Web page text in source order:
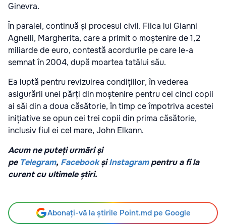
Ginevra.
În paralel, continuă și procesul civil. Fiica lui Gianni
Agnelli, Margherita, care a primit o moștenire de 1,2
miliarde de euro, contestă acordurile pe care le-a
semnat în 2004, după moartea tatălui său.
Ea luptă pentru revizuirea condițiilor, în vederea
asigurării unei părți din moștenire pentru cei cinci copii
ai săi din a doua căsătorie, în timp ce împotriva acestei
inițiative se opun cei trei copii din prima căsătorie,
inclusiv fiul ei cel mare, John Elkann.
Acum ne puteți urmări și
pe Telegram, FacebookșiInstagrampentru a fi la
curent cu ultimele știri.
Abonați-vă la știrile Point.md pe Google